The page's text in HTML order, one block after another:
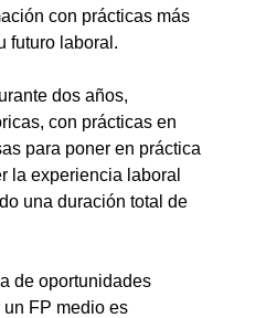
con prácticas más
futuro laboral.
dos años,
con prácticas en
para poner en práctica
la experiencia laboral
una duración total de
de oportunidades
FP medio es